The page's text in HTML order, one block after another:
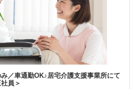
み／車通勤OK♪居宅介護支援事業所にて
員＞